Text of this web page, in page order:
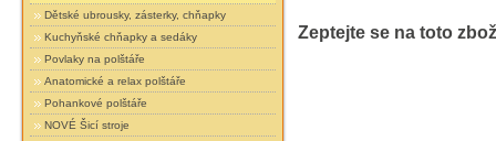
Dětské ubrousky, zásterky, chňapky
Kuchyňské chňapky a sedáky
Povlaky na polštáře
Anatomické a relax polštáře
Pohankové polštáře
NOVÉ Šicí stroje
Zeptejte se na toto